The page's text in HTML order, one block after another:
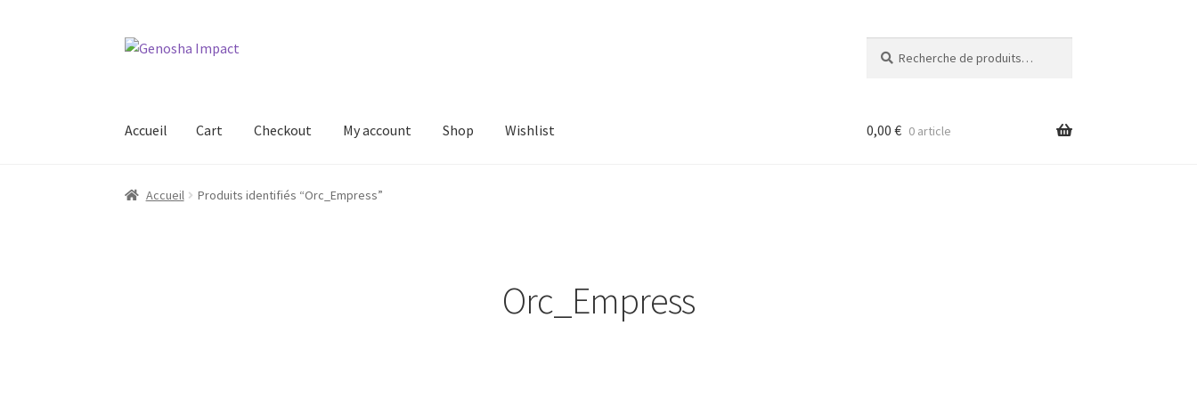
Aller
Aller
pour :
Accueil Cart Checkout My account Shop Wishlist
Accueil Cart Checkout My account Shop Wishlist
0,00 € 0 article
Accueil Produits identifiés “Orc_Empress”
Orc_Empress